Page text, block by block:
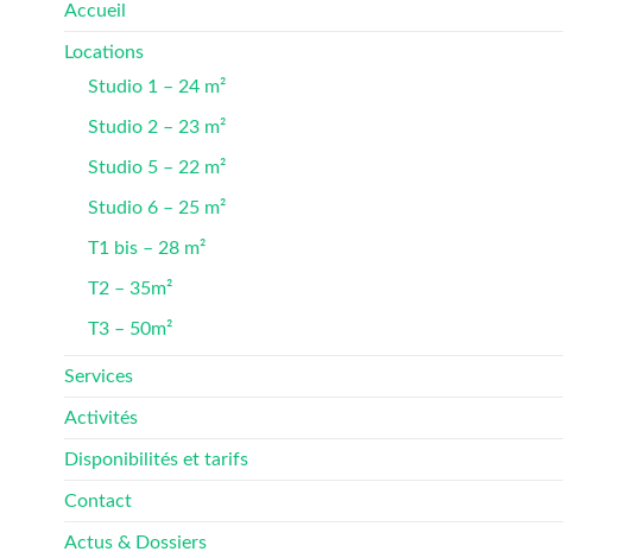
Accueil
Locations
Studio 1 – 24 m²
Studio 2 – 23 m²
Studio 5 – 22 m²
Studio 6 – 25 m²
T1 bis – 28 m²
T2 – 35m²
T3 – 50m²
Services
Activités
Disponibilités et tarifs
Contact
Actus & Dossiers